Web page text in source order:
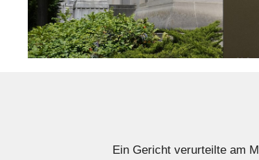
Ein Gericht verurteilte am